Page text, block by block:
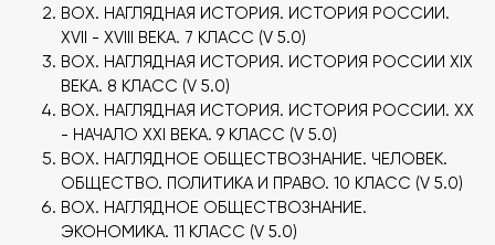
BOX. НАГЛЯДНАЯ ИСТОРИЯ. ИСТОРИЯ РОССИИ.
XVII - XVIII ВЕКА. 7 КЛАСС (V 5.0)
BOX. НАГЛЯДНАЯ ИСТОРИЯ. ИСТОРИЯ РОССИИ XIX
ВЕКА. 8 КЛАСС (V 5.0)
BOX. НАГЛЯДНАЯ ИСТОРИЯ. ИСТОРИЯ РОССИИ. XX
- НАЧАЛО XXI ВЕКА. 9 КЛАСС (V 5.0)
BOX. НАГЛЯДНОЕ ОБЩЕСТВОЗНАНИЕ. ЧЕЛОВЕК.
ОБЩЕСТВО. ПОЛИТИКА И ПРАВО. 10 КЛАСС (V 5.0)
BOX. НАГЛЯДНОЕ ОБЩЕСТВОЗНАНИЕ.
ЭКОНОМИКА. 11 КЛАСС (V 5.0)